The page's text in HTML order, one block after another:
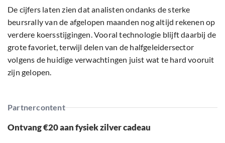
De cijfers laten zien dat analisten ondanks de sterke
beursrally van de afgelopen maanden nog altijd rekenen op
verdere koersstijgingen. Vooral technologie blijft daarbij de
grote favoriet, terwijl delen van de halfgeleidersector
volgens de huidige verwachtingen juist wat te hard vooruit
zijn gelopen.
Partnercontent
Ontvang €20 aan fysiek zilver cadeau